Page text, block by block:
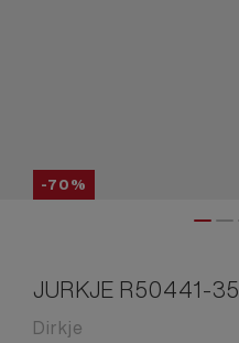
-70%
JURKJE R50441-35
Dirkje